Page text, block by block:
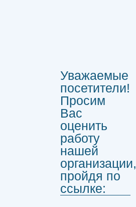
Уважаемые
посетители!
Просим
Вас
оценить
работу
нашей
организации,
пройдя по
ссылке: